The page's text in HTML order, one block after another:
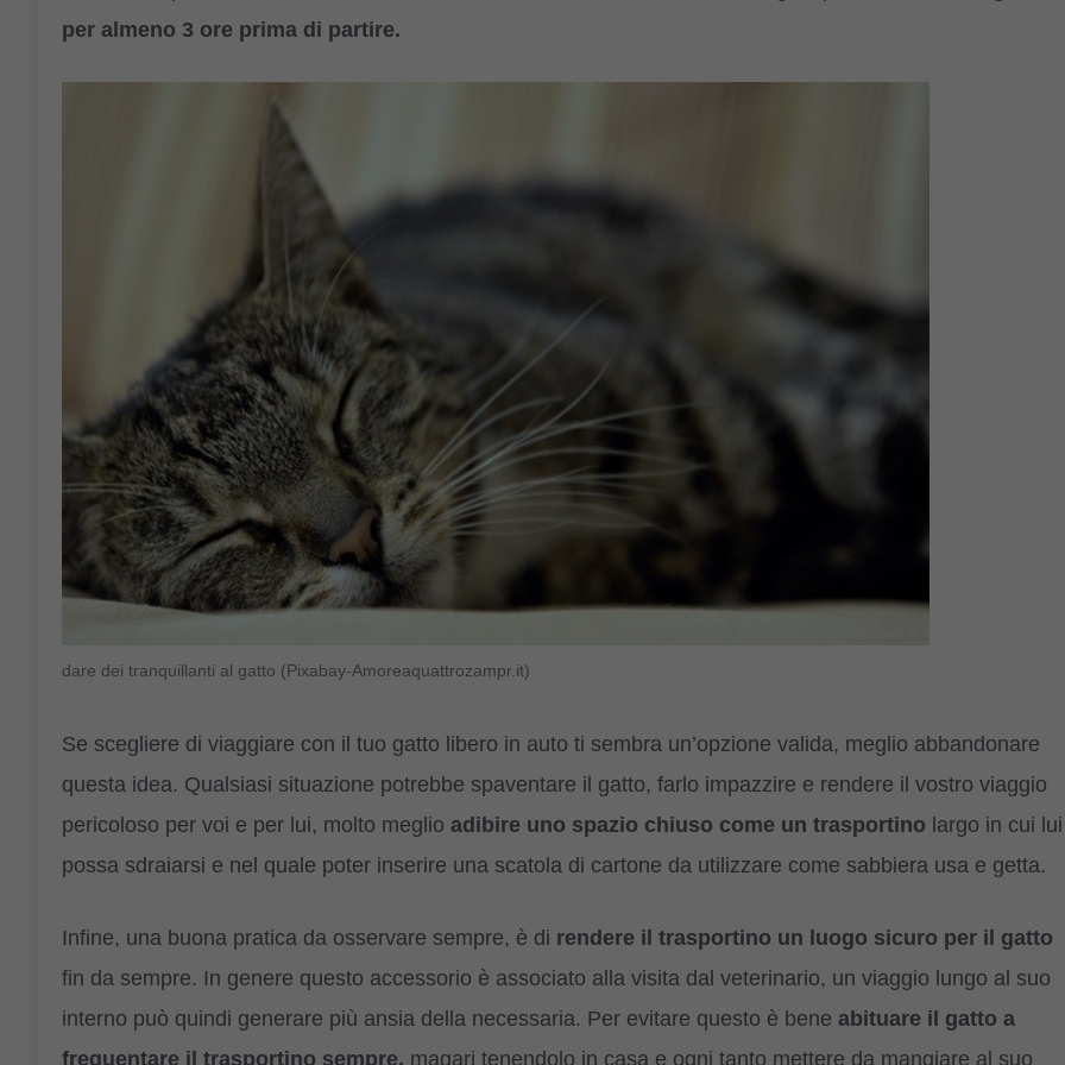
per almeno 3 ore prima di partire.
dare dei tranquillanti al gatto (Pixabay-Amoreaquattrozampr.it)
Se scegliere di viaggiare con il tuo gatto libero in auto ti sembra un’opzione valida, meglio abbandonare
questa idea. Qualsiasi situazione potrebbe spaventare il gatto, farlo impazzire e rendere il vostro viaggio
pericoloso per voi e per lui, molto meglio adibire uno spazio chiuso come un trasportino largo in cui lui
possa sdraiarsi e nel quale poter inserire una scatola di cartone da utilizzare come sabbiera usa e getta.
Infine, una buona pratica da osservare sempre, è di rendere il trasportino un luogo sicuro per il gatto
fin da sempre. In genere questo accessorio è associato alla visita dal veterinario, un viaggio lungo al suo
interno può quindi generare più ansia della necessaria. Per evitare questo è bene abituare il gatto a
frequentare il trasportino sempre, magari tenendolo in casa e ogni tanto mettere da mangiare al suo